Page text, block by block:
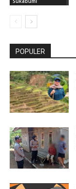
POPULER